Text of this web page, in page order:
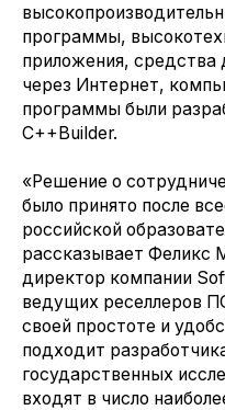
программы,
приложения,
через Интернет,
программы были
C++Builder.
«Решение о
было принято после
российской
рассказывает Феликс
директор компании
ведущих реселлеров
своей простоте и
подходит
государственных
входят в число